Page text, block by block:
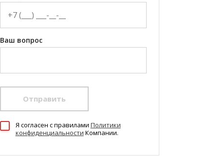
Ваш вопрос
Отправить
Я согласен c правилами Политики
конфиденциальности Компании.